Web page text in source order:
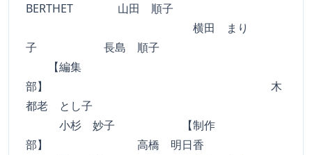
BERTHET 山田 順子
横田 まり
子 長島 順子
【編集
部】 木
都老 とし子
小杉 妙子 【制作
部】 高橋 明日香